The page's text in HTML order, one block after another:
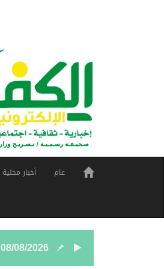
عام أخبار محلية
08/08/2026